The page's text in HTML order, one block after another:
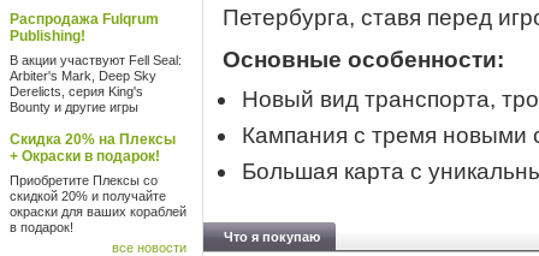
Распродажа Fulqrum
Publishing!
В акции участвуют Fell Seal:
Arbiter's Mark, Deep Sky
Derelicts, серия King's
Bounty и другие игры
Скидка 20% на Плексы
+ Окраски в подарок!
Приобретите Плексы со
скидкой 20% и получайте
окраски для ваших кораблей
в подарок!
все новости
Петербурга, ставя перед
Основные особенности:
Новый вид транспорта,
Кампания с тремя новыми
Большая карта с
Что я покупаю